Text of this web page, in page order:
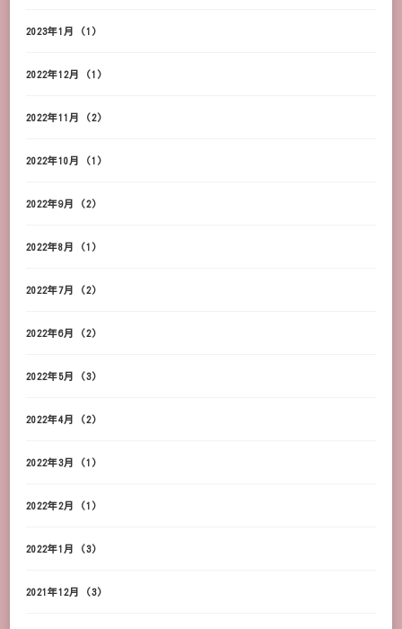
2023年1月 (1)
2022年12月 (1)
2022年11月 (2)
2022年10月 (1)
2022年9月 (2)
2022年8月 (1)
2022年7月 (2)
2022年6月 (2)
2022年5月 (3)
2022年4月 (2)
2022年3月 (1)
2022年2月 (1)
2022年1月 (3)
2021年12月 (3)